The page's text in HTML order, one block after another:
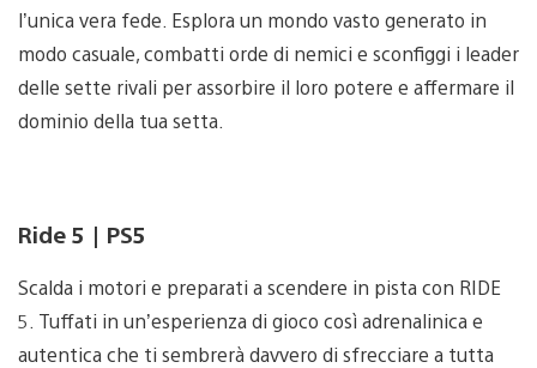
l’unica vera fede. Esplora un mondo vasto generato in
modo casuale, combatti orde di nemici e sconfiggi i leader
delle sette rivali per assorbire il loro potere e affermare il
dominio della tua setta.
Ride 5 | PS5
Scalda i motori e preparati a scendere in pista con RIDE
5. Tuffati in un’esperienza di gioco così adrenalinica e
autentica che ti sembrerà davvero di sfrecciare a tutta